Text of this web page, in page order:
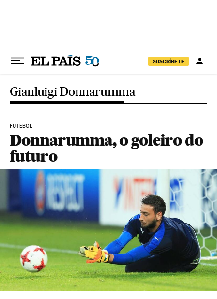
SUSCRÍBETE
Gianluigi Donnarumma
FUTEBOL
Donnarumma, o goleiro do
futuro